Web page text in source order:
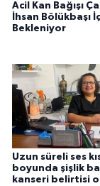
Acil Kan Bağışı
İhsan Bölükbaşı
Bekleniyor
Uzun süreli ses
boyunda şişlik
kanseri belirtisi